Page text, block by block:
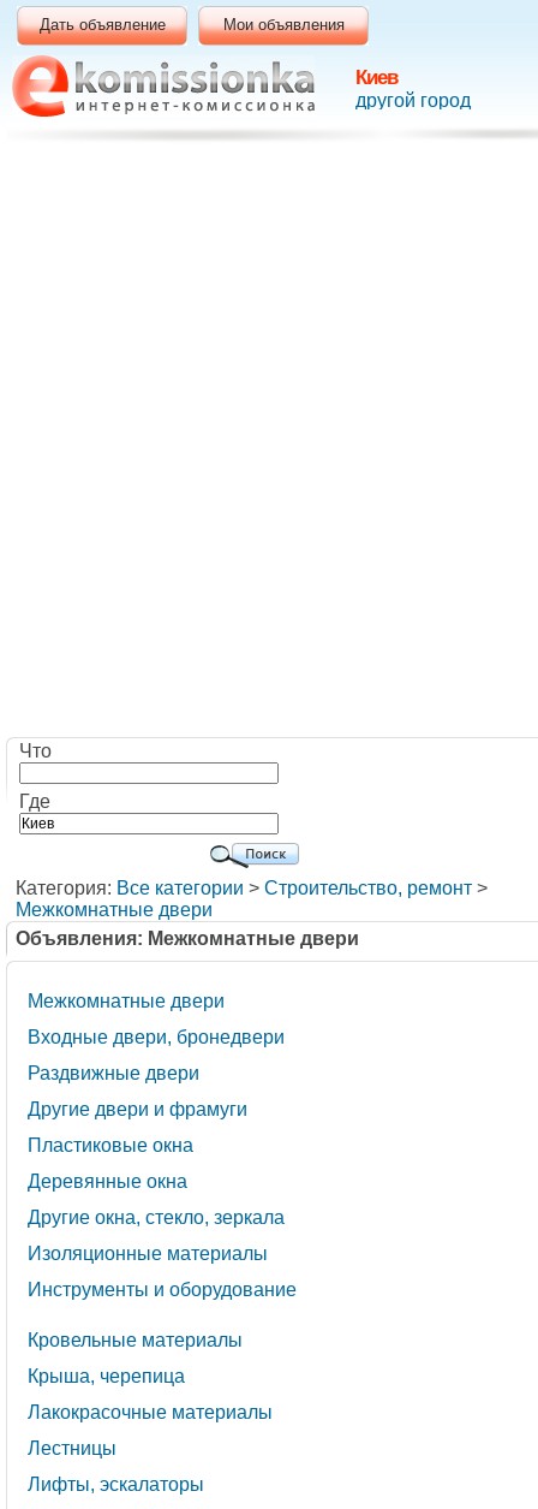
Киев
другой город
Дать объявление Мои объявления
Что
Где
Категория: Все категории > Строительство, ремонт >
Межкомнатные двери
Объявления: Межкомнатные двери
Межкомнатные двери
Входные двери, бронедвери
Раздвижные двери
Другие двери и фрамуги
Пластиковые окна
Деревянные окна
Другие окна, стекло, зеркала
Изоляционные материалы
Инструменты и оборудование
Кровельные материалы
Крыша, черепица
Лакокрасочные материалы
Лестницы
Лифты, эскалаторы